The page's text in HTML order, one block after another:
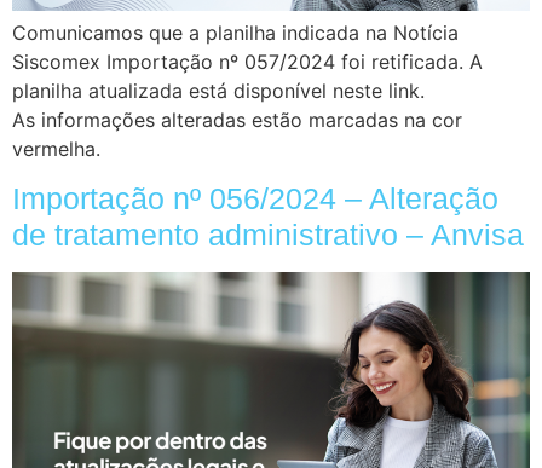
Comunicamos que a planilha indicada na Notícia
Siscomex Importação nº 057/2024 foi retificada. A
planilha atualizada está disponível neste link.
As informações alteradas estão marcadas na cor
vermelha.
Importação nº 056/2024 – Alteração
de tratamento administrativo – Anvisa